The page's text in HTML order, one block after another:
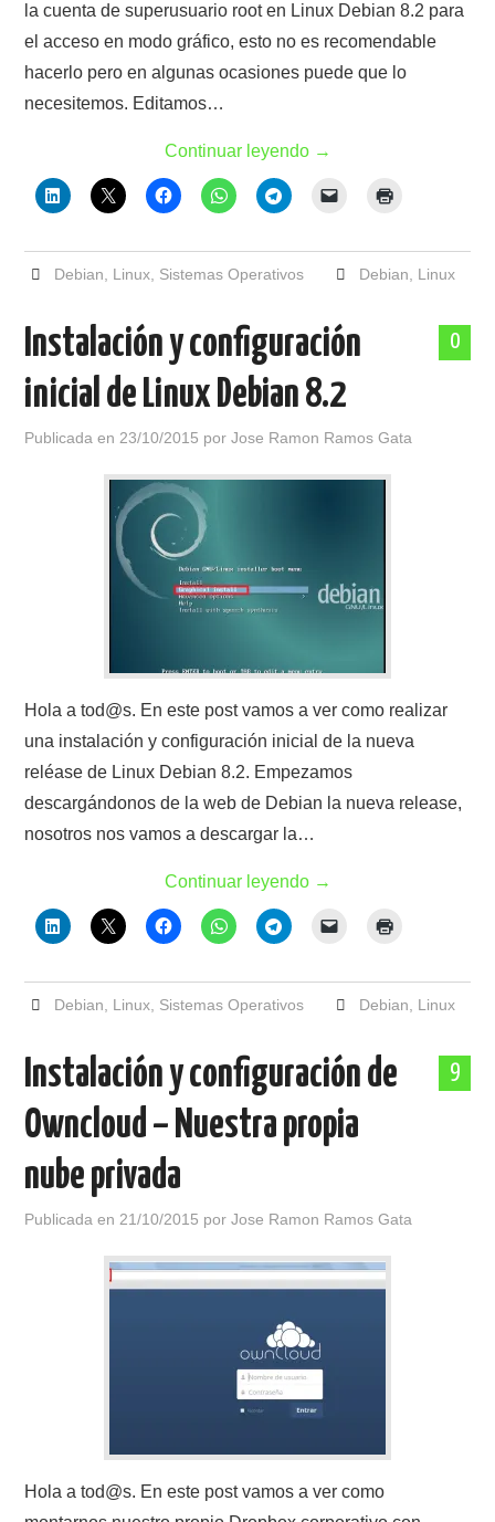
la cuenta de superusuario root en Linux Debian 8.2 para
el acceso en modo gráfico, esto no es recomendable
hacerlo pero en algunas ocasiones puede que lo
necesitemos. Editamos…
Continuar leyendo →
Debian Linux, Sistemas Operativos Debian Linux
0
Instalación y configuración
inicial de Linux Debian 8.2
Publicada en 23/10/2015 porJose Ramon Ramos Gata
Hola a tod@s. En este post vamos a ver como realizar
una instalación y configuración inicial de la nueva
reléase de Linux Debian 8.2. Empezamos
descargándonos de la web de Debian la nueva release,
nosotros nos vamos a descargar la…
Continuar leyendo →
Debian Linux, Sistemas Operativos Debian Linux
9
Instalación y configuración de
Owncloud – Nuestra propia
nube privada
Publicada en 21/10/2015 porJose Ramon Ramos Gata
Hola a tod@s. En este post vamos a ver como